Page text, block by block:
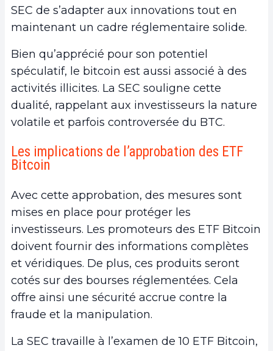
SEC de s’adapter aux innovations tout en
maintenant un cadre réglementaire solide.
Bien qu’apprécié pour son potentiel
spéculatif, le bitcoin est aussi associé à des
activités illicites. La SEC souligne cette
dualité, rappelant aux investisseurs la nature
volatile et parfois controversée du BTC.
Les implications de l’approbation des ETF
Bitcoin
Avec cette approbation, des mesures sont
mises en place pour protéger les
investisseurs. Les promoteurs des ETF Bitcoin
doivent fournir des informations complètes
et véridiques. De plus, ces produits seront
cotés sur des bourses réglementées. Cela
offre ainsi une sécurité accrue contre la
fraude et la manipulation.
La SEC travaille à l’examen de 10 ETF Bitcoin,